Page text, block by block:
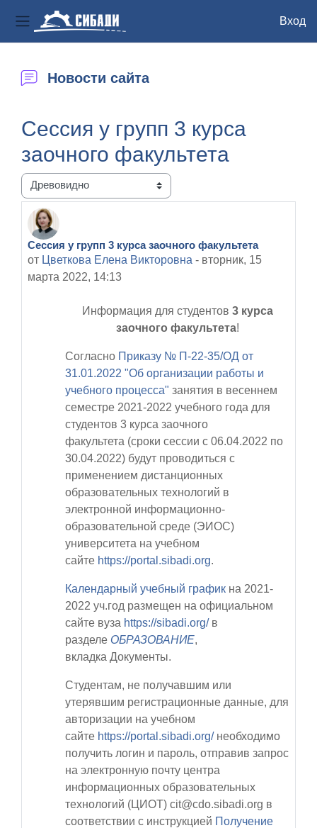
Боковая панель
Вход
Новости сайта
Сессия у групп 3 курса
заочного факультета
Режим отображения
Сессия у групп 3 курса заочного факультета
от Цветкова Елена Викторовна - вторник, 15
марта 2022, 14:13
Количество ответов: 0
Информация для студентов 3 курса
заочного факультета!
Согласно Приказу № П-22-35/ОД от
31.01.2022 "Об организации работы и
учебного процесса" занятия в весеннем
семестре 2021-2022 учебного года для
студентов 3 курса заочного
факультета (сроки сессии с 06.04.2022 по
30.04.2022) будут проводиться с
применением дистанционных
образовательных технологий в
электронной информационно-
образовательной среде (ЭИОС)
университета на учебном
сайте https://portal.sibadi.org.
Календарный учебный график на 2021-
2022 уч.год размещен на официальном
сайте вуза https://sibadi.org/в
разделе ОБРАЗОВАНИЕ,
вкладка Документы.
Студентам, не получавшим или
утерявшим регистрационные данные, для
авторизации на учебном
сайте https://portal.sibadi.org/необходимо
получить логин и пароль, отправив запрос
на электронную почту центра
информационных образовательных
технологий (ЦИОТ) cit@cdo.sibadi.org в
соответствии с инструкцией Получение